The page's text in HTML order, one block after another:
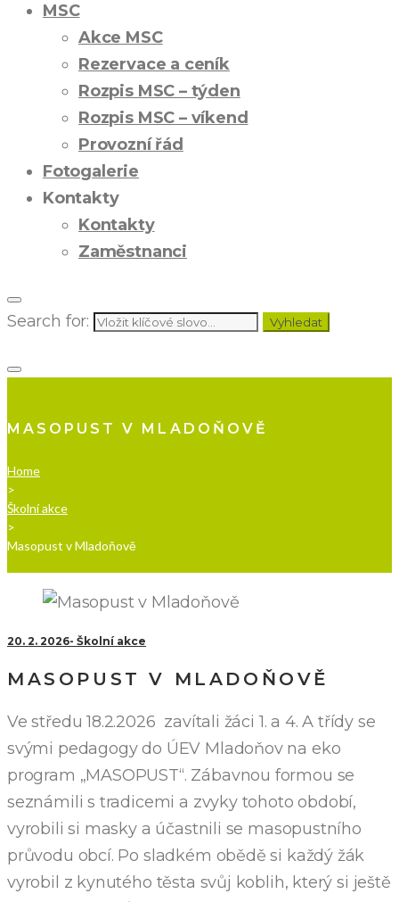
MSC
Akce MSC
Rezervace a ceník
Rozpis MSC – týden
Rozpis MSC – víkend
Provozní řád
Fotogalerie
Kontakty
Kontakty
Zaměstnanci
Search for: Vyhledat
MASOPUST V MLADOŇOVĚ
Home
>
Školní akce
>
Masopust v Mladoňově
20. 2. 2026 Školní akce
MASOPUST V MLADOŇOVĚ
Ve středu 18.2.2026 zavítali žáci 1. a 4. A třídy se
svými pedagogy do ÚEV Mladoňov na eko
program „MASOPUST“. Zábavnou formou se
seznámili s tradicemi a zvyky tohoto období,
vyrobili si masky a účastnili se masopustního
průvodu obcí. Po sladkém obědě si každý žák
vyrobil z kynutého těsta svůj koblih, který si ještě